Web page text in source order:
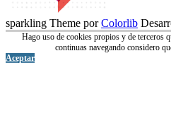
sparkling Theme porColorlib
Hago uso de cookies propios y de terceros
continuas navegando considero
Aceptar